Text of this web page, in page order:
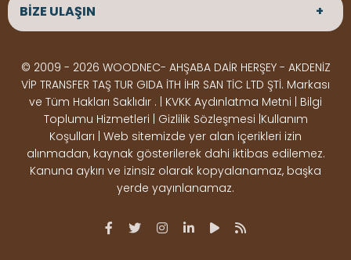
ÜRÜNLER
Çeşitlerimiz
Çeşitlerimiz
Kereste
Çeşitlerimiz
Ahşap
Pergole
Ürünler
Deck Montaj
Ahşap
Dekorasyon
OSB,
BİZE ULAŞIN
BİZE ULAŞIN
Altınkale mah Osmangazi cad. no 355 Döşemealtı
Antalya
ÇALIŞMA SAATLERİ
Hafta içi : Haftaiçi 09:00 - 18:00
Hafta sonu : Cumartesi 10:00 - 15:00
İLETİŞİM
© 2009 - 2026 WOODNEC- AHŞABA DAİR HERŞEY - AKDENİZ
VİP TRANSFER TAŞ TUR GIDA İTH İHR SAN TİC LTD ŞTİ. Markası
ve Tüm Hakları Saklıdır . | KVKK Aydınlatma Metni | Bilgi
Toplumu Hizmetleri | Gizlilik Sözleşmesi |Kullanım
Koşulları | Web sitemizde yer alan içerikleri izin
alınmadan, kaynak gösterilerek dahi iktibas edilemez.
Kanuna aykırı ve izinsiz olarak kopyalanamaz, başka
yerde yayınlanamaz.